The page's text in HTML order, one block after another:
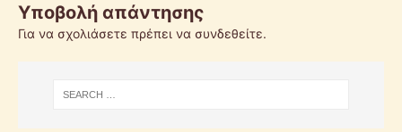
Υποβολή απάντησης
Για να σχολιάσετε πρέπει να συνδεθείτε.